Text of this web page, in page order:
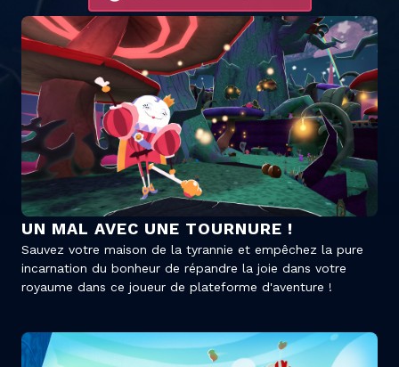
UN MAL AVEC UNE TOURNURE !
Sauvez votre maison de la tyrannie et empêchez la pure
incarnation du bonheur de répandre la joie dans votre
royaume dans ce joueur de plateforme d'aventure !